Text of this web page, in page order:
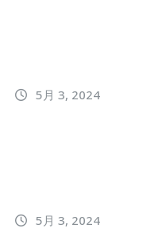
5月 3, 2024
5月 3, 2024